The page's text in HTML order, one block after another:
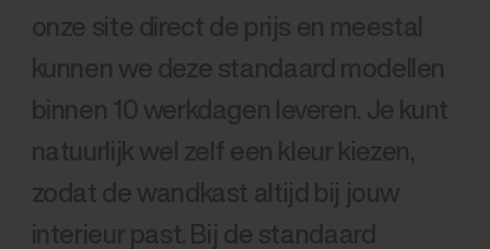
onze site direct de prijs en meestal
kunnen we deze standaard modellen
binnen 10 werkdagen leveren. Je kunt
natuurlijk wel zelf een kleur kiezen,
zodat de wandkast altijd bij jouw
interieur past. Bij de standaard